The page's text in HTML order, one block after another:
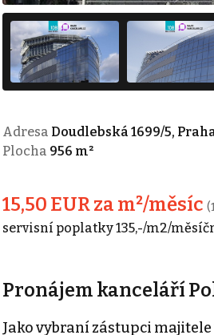
Adresa Doudlebská 1699/5,
Plocha 956 m²
15,50 EUR za m²/měsíc
servisní poplatky 135,-/m2/
Pronájem kanceláří
Jako vybraní zástupci